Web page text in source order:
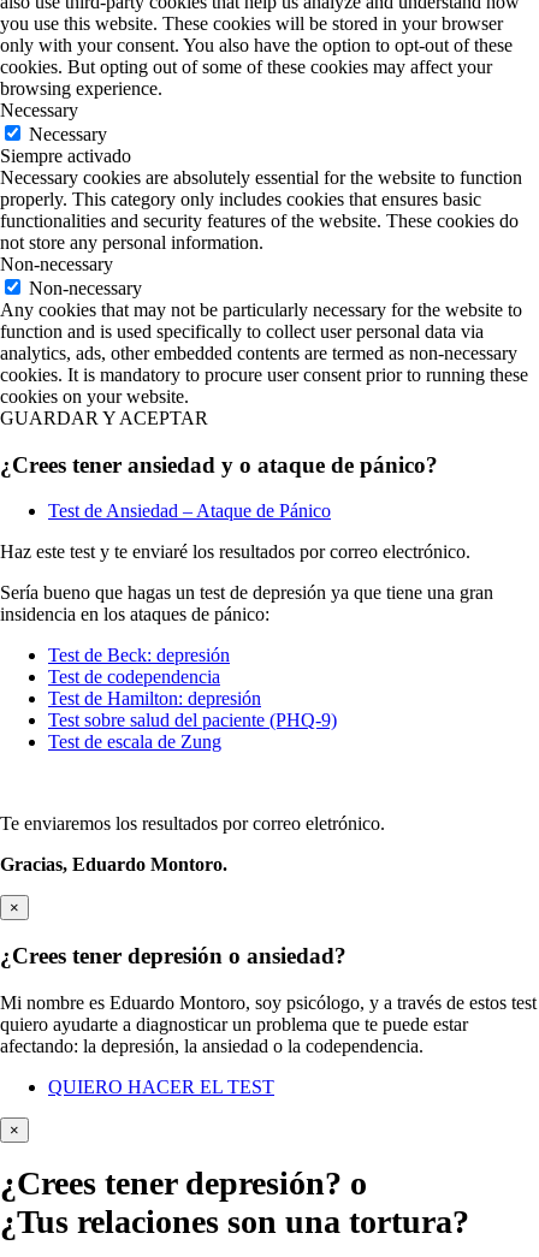
you use this website. These cookies will be stored in your browser
only with your consent. You also have the option to opt-out of these
cookies. But opting out of some of these cookies may affect your
browsing experience.
Necessary
Necessary
Siempre activado
Necessary cookies are absolutely essential for the website to function
properly. This category only includes cookies that ensures basic
functionalities and security features of the website. These cookies do
not store any personal information.
Non-necessary
Non-necessary
Any cookies that may not be particularly necessary for the website to
function and is used specifically to collect user personal data via
analytics, ads, other embedded contents are termed as non-necessary
cookies. It is mandatory to procure user consent prior to running these
cookies on your website.
GUARDAR Y ACEPTAR
¿Crees tener ansiedad y o ataque de pánico?
Test de Ansiedad – Ataque de Pánico
Haz este test y te enviaré los resultados por correo electrónico.
Sería bueno que hagas un test de depresión ya que tiene una gran
insidencia en los ataques de pánico:
Test de Beck: depresión
Test de codependencia
Test de Hamilton: depresión
Test sobre salud del paciente (PHQ-9)
Test de escala de Zung
Te enviaremos los resultados por correo eletrónico.
Gracias, Eduardo Montoro.
×
¿Crees tener depresión o ansiedad?
Mi nombre es Eduardo Montoro, soy psicólogo, y a través de estos test
quiero ayudarte a diagnosticar un problema que te puede estar
afectando: la depresión, la ansiedad o la codependencia.
QUIERO HACER EL TEST
×
¿Crees tener depresión? o
¿Tus relaciones son una tortura?